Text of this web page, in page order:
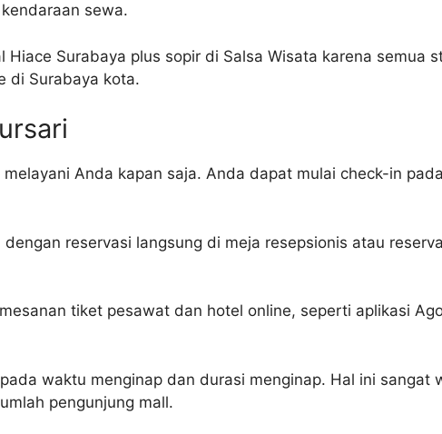
sewa.
Surabaya plus sopir di Salsa Wisata karena semua
di Surabaya kota.
Anda kapan saja. Anda dapat mulai check-in
reservasi langsung di meja resepsionis atau
tiket pesawat dan hotel online, seperti aplikasi
waktu menginap dan durasi menginap. Hal ini sangat
pengunjung mall.